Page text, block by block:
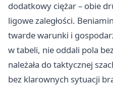
dodatkowy ciężar – obie
ligowe zaległości.
twarde warunki i
w tabeli, nie oddali pola
należała do taktycznej
bez klarownych sytuacji